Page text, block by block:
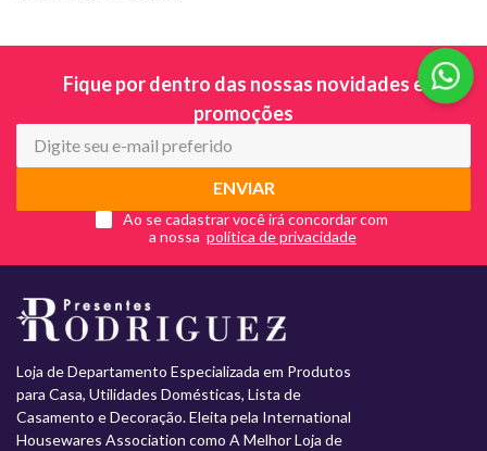
Fique por dentro das nossas novidades e
promoções
ENVIAR
Ao se cadastrar você irá concordar com
a nossa
Loja de Departamento Especializada em Produtos
para Casa, Utilidades Domésticas, Lista de
Casamento e Decoração. Eleita pela International
Housewares Association como A Melhor Loja de